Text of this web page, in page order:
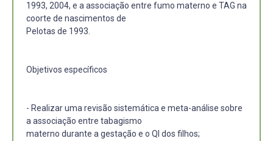
1993, 2004, e a associação entre fumo materno e TAG na
coorte de nascimentos de
Pelotas de 1993.
Objetivos específicos
- Realizar uma revisão sistemática e meta-análise sobre
a associação entre tabagismo
materno durante a gestação e o QI dos filhos;